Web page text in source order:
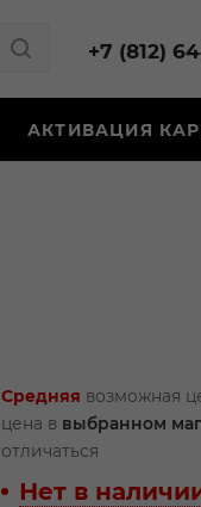
+7 (812)
АКТИВАЦИЯ
Средняя возможная
цена в выбранном
отличаться
Нет в